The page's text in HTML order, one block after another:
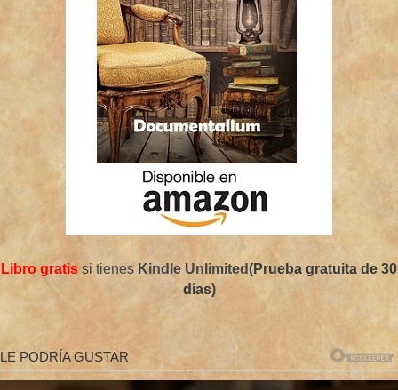
Libro gratis si tienes Kindle Unlimited(Prueba gratuita de 30
días)